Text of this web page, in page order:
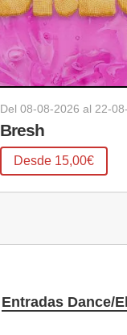
Del08-08-2026 al 22-
Bresh
Desde 15,00€
Entradas Dance/